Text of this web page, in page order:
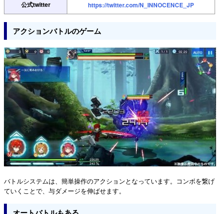
公式twitter
https://twitter.com/N_INNOCENCE_JP
アクションバトルのゲーム
バトルシステムは、簡単操作のアクションとなっています。コンボを繋げ
ていくことで、与ダメージを伸ばせます。